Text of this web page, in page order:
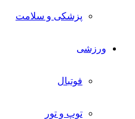
پزشکی و سلامت
ورزشی
فوتبال
توپ و تور